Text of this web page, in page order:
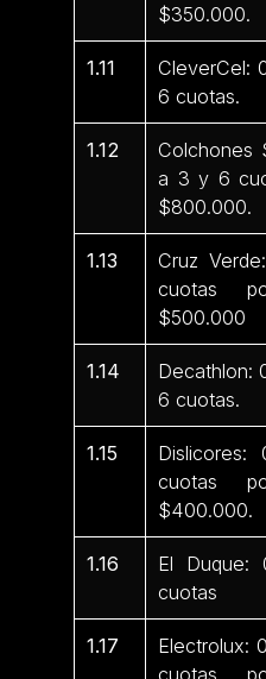
$350.000.
1.11
CleverCel:
6 cuotas.
1.12
Colchones
a 3 y 6
$800.000.
1.13
Cruz
cuotas
$500.000
1.14
Decathlon:
6 cuotas.
1.15
cuotas
$400.000.
1.16
El Duque:
cuotas
1.17
Electrolux: